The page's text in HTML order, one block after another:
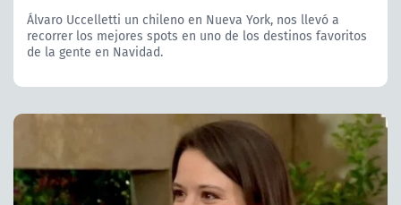
Álvaro Uccelletti un chileno en Nueva York, nos llevó a
recorrer los mejores spots en uno de los destinos favoritos
de la gente en Navidad.